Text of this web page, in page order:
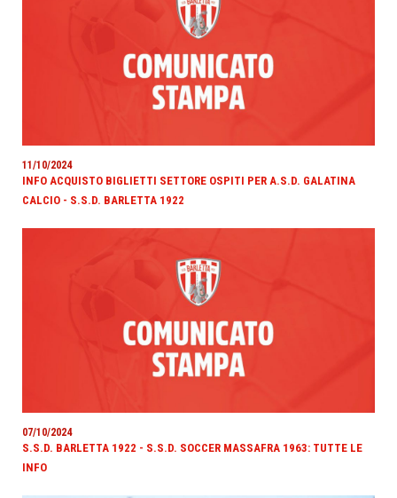
11/10/2024
INFO ACQUISTO BIGLIETTI SETTORE OSPITI PER A.S.D. GALATINA
CALCIO - S.S.D. BARLETTA 1922
07/10/2024
S.S.D. BARLETTA 1922 - S.S.D. SOCCER MASSAFRA 1963: TUTTE LE
INFO